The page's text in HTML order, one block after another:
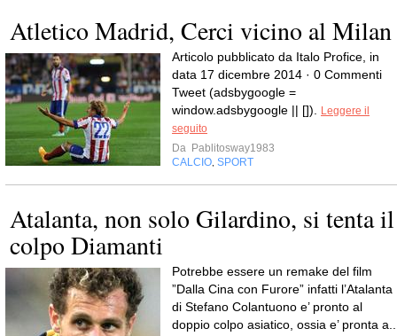
Atletico Madrid, Cerci vicino al Milan
Articolo pubblicato da Italo Profice, in
data 17 dicembre 2014 · 0 Commenti
Tweet (adsbygoogle =
window.adsbygoogle || []).
Leggere il
seguito
Da Pablitosway1983
CALCIO SPORT
Atalanta, non solo Gilardino, si tenta il
colpo Diamanti
Potrebbe essere un remake del film
”Dalla Cina con Furore” infatti l’Atalanta
di Stefano Colantuono e’ pronto al
doppio colpo asiatico, ossia e’ pronta